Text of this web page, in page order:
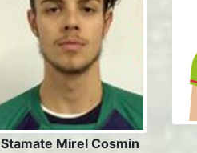
Stamate Mirel Cosmin